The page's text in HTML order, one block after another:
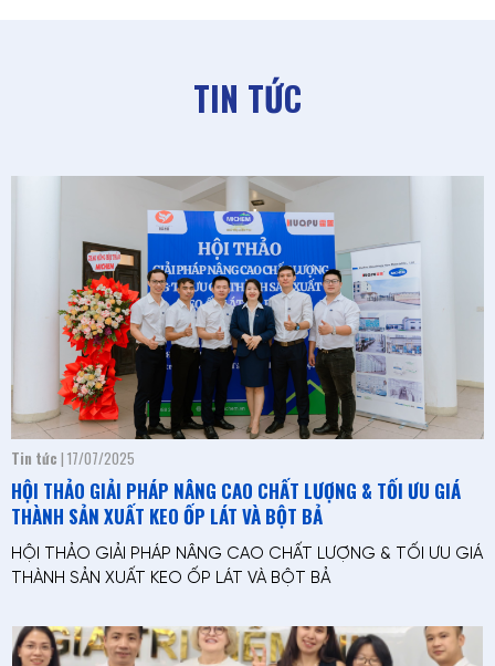
TIN TỨC
Tin tức | 17/07/2025
HỘI THẢO GIẢI PHÁP NÂNG CAO CHẤT LƯỢNG & TỐI ƯU GIÁ
THÀNH SẢN XUẤT KEO ỐP LÁT VÀ BỘT BẢ
HỘI THẢO GIẢI PHÁP NÂNG CAO CHẤT LƯỢNG & TỐI ƯU GIÁ
THÀNH SẢN XUẤT KEO ỐP LÁT VÀ BỘT BẢ
Tin tức| 18/01/2023
YEAR END PARTY 2022 - MICHEM VIỆT NAM
YEAR END PARTY 2022 - MICHEM VIỆT NAM